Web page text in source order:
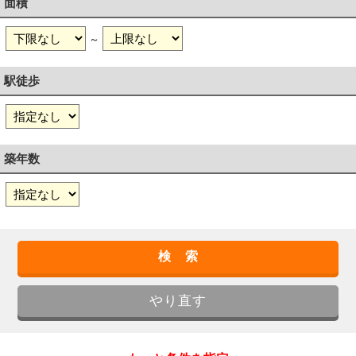
面積
～
駅徒歩
築年数